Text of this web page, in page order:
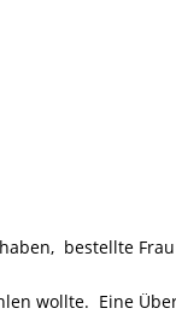
bestellte
wollte. Eine